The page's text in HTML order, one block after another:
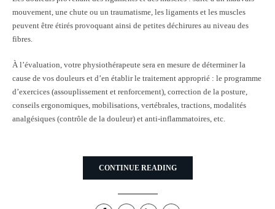
mouvement, une chute ou un traumatisme, les ligaments et les muscles
peuvent être étirés provoquant ainsi de petites déchirures au niveau des
fibres.
À l’évaluation, votre physiothérapeute sera en mesure de déterminer la
cause de vos douleurs et d’en établir le traitement approprié : le programme
d’exercices (assouplissement et renforcement), correction de la posture,
conseils ergonomiques, mobilisations, vertébrales, tractions, modalités
analgésiques (contrôle de la douleur) et anti-inflammatoires, etc.
CONTINUE READING